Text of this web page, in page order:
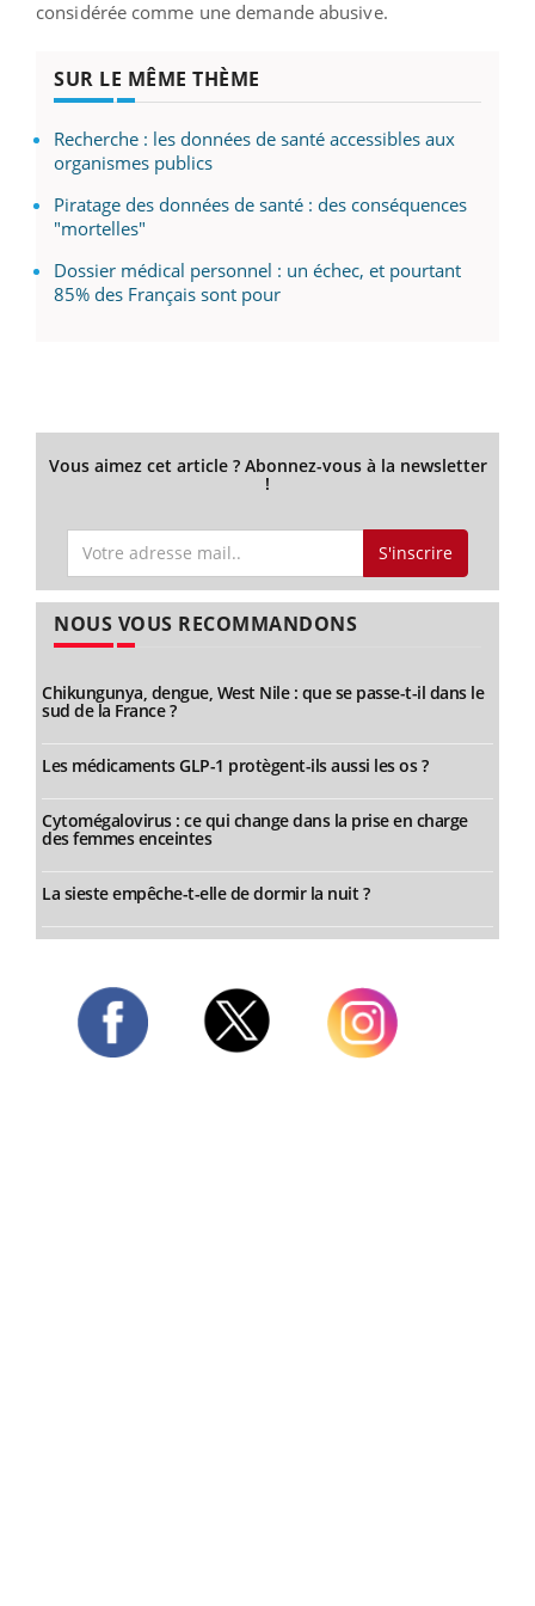
considérée comme une demande abusive.
SUR LE MÊME THÈME
Recherche : les données de santé accessibles aux
organismes publics
Piratage des données de santé : des conséquences
"mortelles"
Dossier médical personnel : un échec, et pourtant
85% des Français sont pour
Vous aimez cet article ? Abonnez-vous à la newsletter
!
S'inscrire
NOUS VOUS RECOMMANDONS
Chikungunya, dengue, West Nile : que se passe-t-il dans le
sud de la France ?
Les médicaments GLP-1 protègent-ils aussi les os ?
Cytomégalovirus : ce qui change dans la prise en charge
des femmes enceintes
La sieste empêche-t-elle de dormir la nuit ?